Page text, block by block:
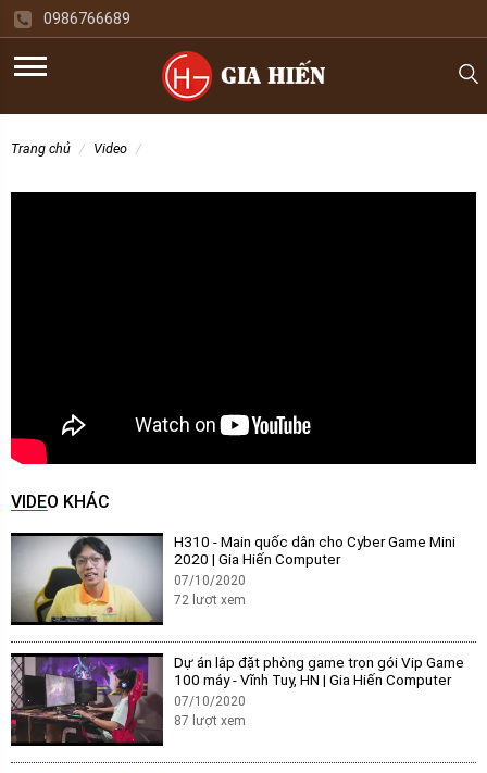
0986766689
trang chủ video
VIDEO KHÁC
H310 - Main quốc dân cho Cyber Game Mini
2020 | Gia Hiến Computer
07/10/2020
72 lượt xem
Dự án lắp đặt phòng game trọn gói Vip Game
100 máy - Vĩnh Tuy, HN | Gia Hiến Computer
07/10/2020
87 lượt xem